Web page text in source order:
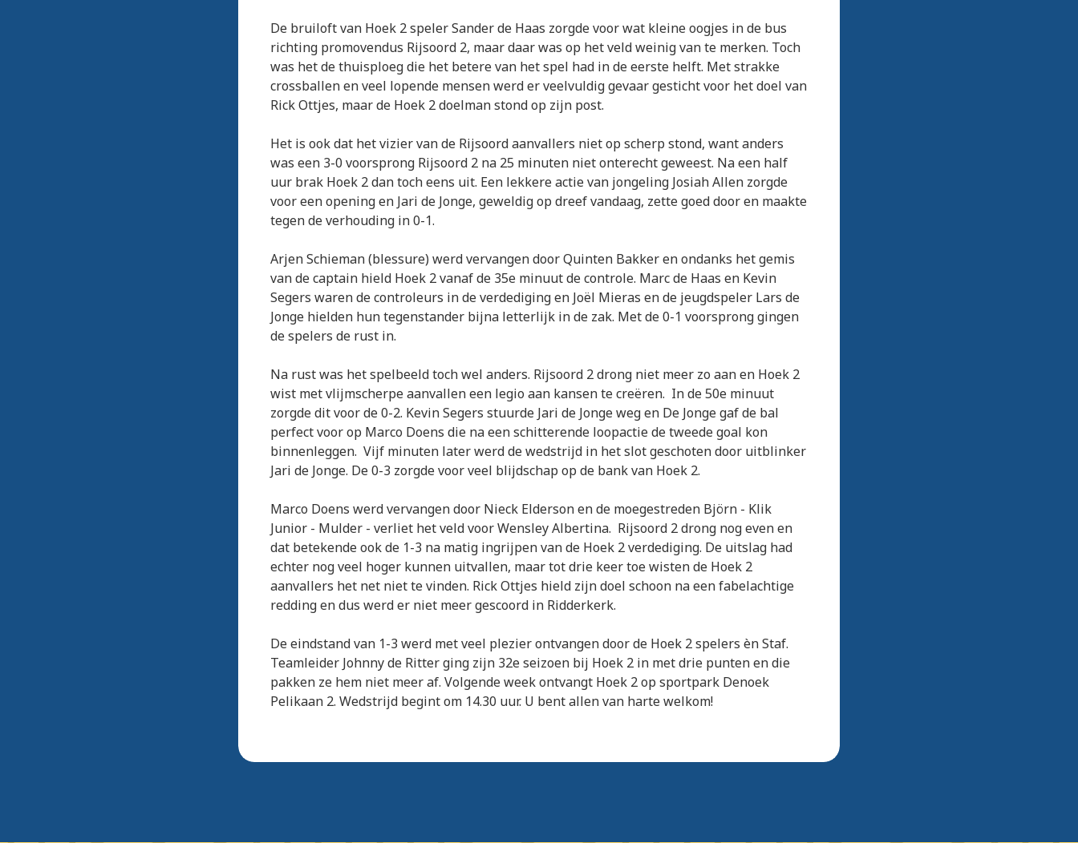
De bruiloft van Hoek 2 speler Sander de Haas zorgde voor wat kleine oogjes in de bus
richting promovendus Rijsoord 2, maar daar was op het veld weinig van te merken. Toch
was het de thuisploeg die het betere van het spel had in de eerste helft. Met strakke
crossballen en veel lopende mensen werd er veelvuldig gevaar gesticht voor het doel van
Rick Ottjes, maar de Hoek 2 doelman stond op zijn post.
Het is ook dat het vizier van de Rijsoord aanvallers niet op scherp stond, want anders
was een 3-0 voorsprong Rijsoord 2 na 25 minuten niet onterecht geweest. Na een half
uur brak Hoek 2 dan toch eens uit. Een lekkere actie van jongeling Josiah Allen zorgde
voor een opening en Jari de Jonge, geweldig op dreef vandaag, zette goed door en maakte
tegen de verhouding in 0-1.
Arjen Schieman (blessure) werd vervangen door Quinten Bakker en ondanks het gemis
van de captain hield Hoek 2 vanaf de 35e minuut de controle. Marc de Haas en Kevin
Segers waren de controleurs in de verdediging en Joël Mieras en de jeugdspeler Lars de
Jonge hielden hun tegenstander bijna letterlijk in de zak. Met de 0-1 voorsprong gingen
de spelers de rust in.
Na rust was het spelbeeld toch wel anders. Rijsoord 2 drong niet meer zo aan en Hoek 2
wist met vlijmscherpe aanvallen een legio aan kansen te creëren. In de 50e minuut
zorgde dit voor de 0-2. Kevin Segers stuurde Jari de Jonge weg en De Jonge gaf de bal
perfect voor op Marco Doens die na een schitterende loopactie de tweede goal kon
binnenleggen. Vijf minuten later werd de wedstrijd in het slot geschoten door uitblinker
Jari de Jonge. De 0-3 zorgde voor veel blijdschap op de bank van Hoek 2.
Marco Doens werd vervangen door Nieck Elderson en de moegestreden Björn - Klik
Junior - Mulder - verliet het veld voor Wensley Albertina. Rijsoord 2 drong nog even en
dat betekende ook de 1-3 na matig ingrijpen van de Hoek 2 verdediging. De uitslag had
echter nog veel hoger kunnen uitvallen, maar tot drie keer toe wisten de Hoek 2
aanvallers het net niet te vinden. Rick Ottjes hield zijn doel schoon na een fabelachtige
redding en dus werd er niet meer gescoord in Ridderkerk.
De eindstand van 1-3 werd met veel plezier ontvangen door de Hoek 2 spelers èn Staf.
Teamleider Johnny de Ritter ging zijn 32e seizoen bij Hoek 2 in met drie punten en die
pakken ze hem niet meer af. Volgende week ontvangt Hoek 2 op sportpark Denoek
Pelikaan 2. Wedstrijd begint om 14.30 uur. U bent allen van harte welkom!